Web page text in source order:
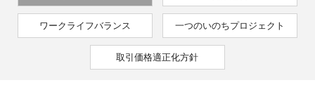
ワークライフバランス 一つのいのちプロジェクト
取引価格適正化方針